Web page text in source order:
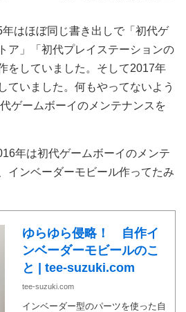
はほぼ同じ書き出しで「初代ゲ
ア」「初代プレイステーションの
をしていました。そして2017年
ていました。何もやってないよう
ゲームボーイのメンテナンスを
年は初代ゲームボーイのメンテ
インベーダーモビール作ってたみ
ゆらゆら侵略！ 自作イ
ンベーダーモビールのこ
と | tee-suzuki.com
tee-suzuki.com
インベーダー型のパーツを使った自